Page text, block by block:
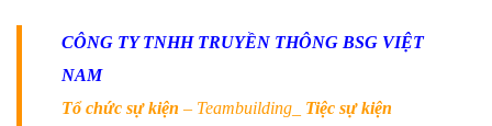
CÔNG TY TNHH TRUYỀN THÔNG BSG VIỆT
NAM
Tổ chức sự kiện – Teambuilding_ Tiệc sự kiện